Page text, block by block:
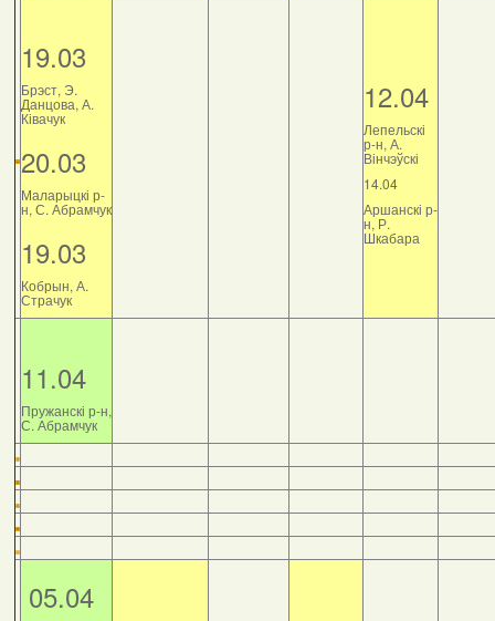
19.03
Брэст, Э.
Данцова, А.
Ківачук
20.03
Маларыцкі р-
н, С. Абрамчук
19.03
Кобрын, А.
Страчук
12.04
Лепельскі
р-н, А.
Вінчэўскі
14.04
Аршанскі р-
н, Р.
Шкабара
11.04
Пружанскі р-н,
С. Абрамчук
05.04